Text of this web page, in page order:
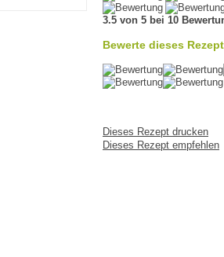
3.5 von 5 bei 10
Bewerte dieses Rezept
Dieses Rezept drucken
Dieses Rezept empfehlen